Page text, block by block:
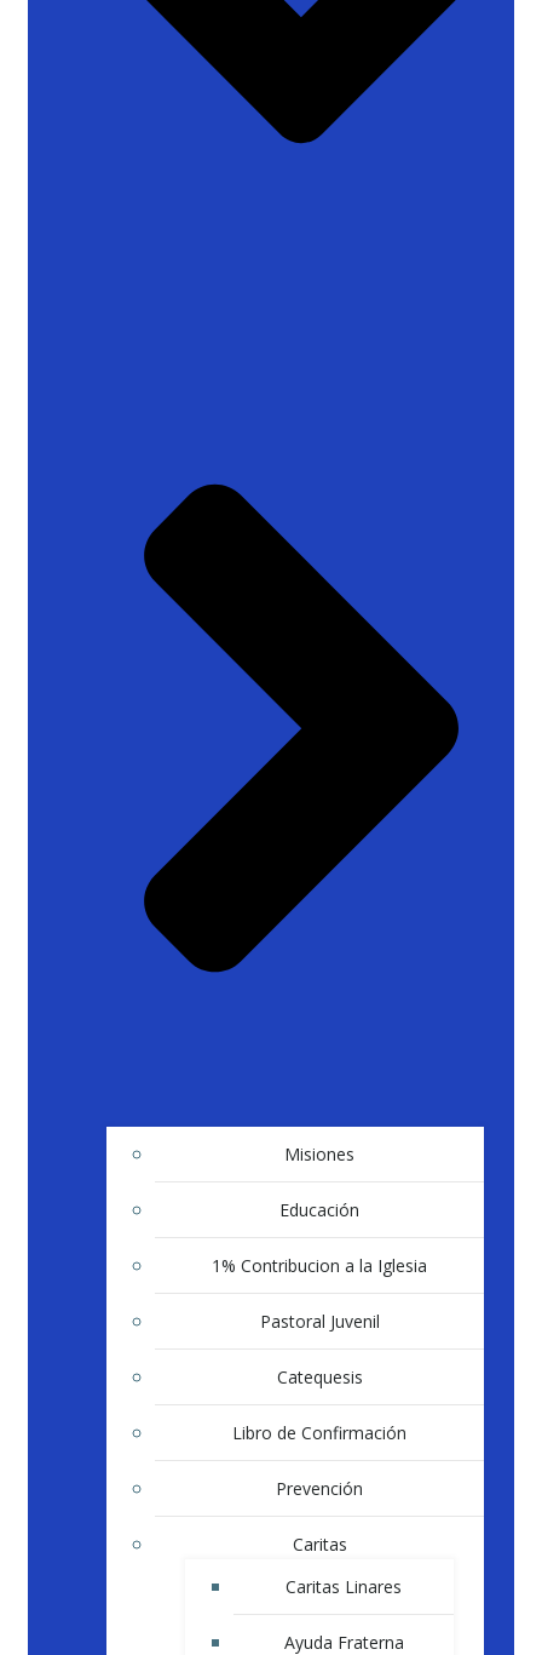
Misiones
Educación
1% Contribucion a la Iglesia
Pastoral Juvenil
Catequesis
Libro de Confirmación
Prevención
Caritas
Caritas Linares
Ayuda Fraterna